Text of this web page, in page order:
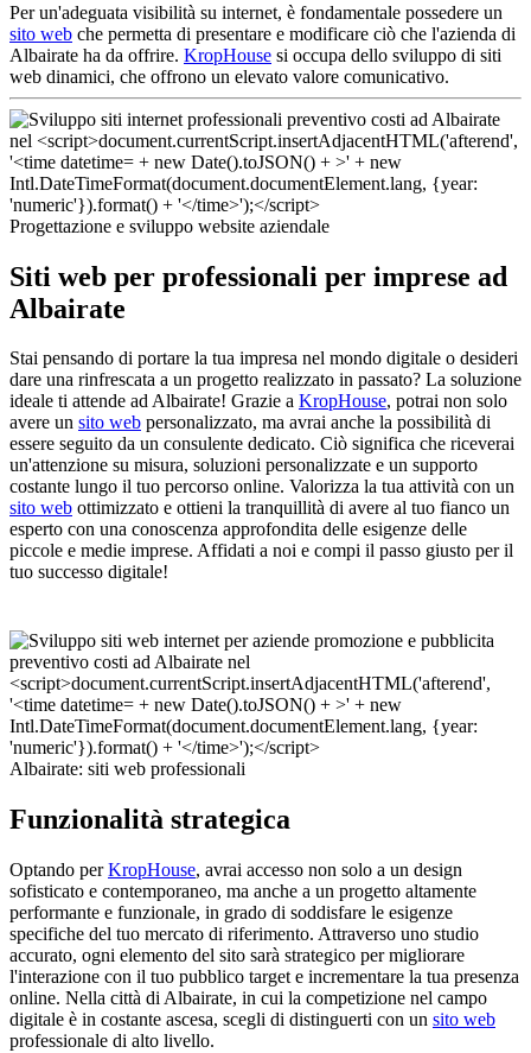
Per un'adeguata visibilità su internet, è fondamentale possedere un
sito web che permetta di presentare e modificare ciò che l'azienda di
Albairate ha da offrire. KropHouse si occupa dello sviluppo di siti
web dinamici, che offrono un elevato valore comunicativo.
Progettazione e sviluppo website aziendale
Siti web per professionali per imprese ad
Albairate
Stai pensando di portare la tua impresa nel mondo digitale o desideri
dare una rinfrescata a un progetto realizzato in passato? La soluzione
ideale ti attende ad Albairate! Grazie a KropHouse, potrai non solo
avere un sito web personalizzato, ma avrai anche la possibilità di
essere seguito da un consulente dedicato. Ciò significa che riceverai
un'attenzione su misura, soluzioni personalizzate e un supporto
costante lungo il tuo percorso online. Valorizza la tua attività con un
sito web ottimizzato e ottieni la tranquillità di avere al tuo fianco un
esperto con una conoscenza approfondita delle esigenze delle
piccole e medie imprese. Affidati a noi e compi il passo giusto per il
tuo successo digitale!
Albairate: siti web professionali
Funzionalità strategica
Optando perKropHouse, avrai accesso non solo a un design
sofisticato e contemporaneo, ma anche a un progetto altamente
performante e funzionale, in grado di soddisfare le esigenze
specifiche del tuo mercato di riferimento. Attraverso uno studio
accurato, ogni elemento del sito sarà strategico per migliorare
l'interazione con il tuo pubblico target e incrementare la tua presenza
online. Nella città di Albairate, in cui la competizione nel campo
digitale è in costante ascesa, scegli di distinguerti con un sito web
professionale di alto livello.